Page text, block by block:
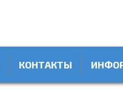
КОНТАКТЫ